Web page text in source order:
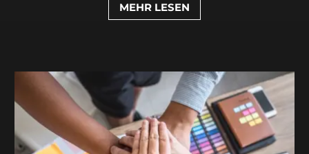
MEHR LESEN